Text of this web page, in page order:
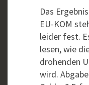
Das
EU-KOM
leider fest.
lesen, wie
drohenden
wird.